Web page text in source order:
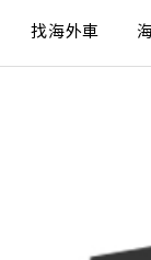
找海外車